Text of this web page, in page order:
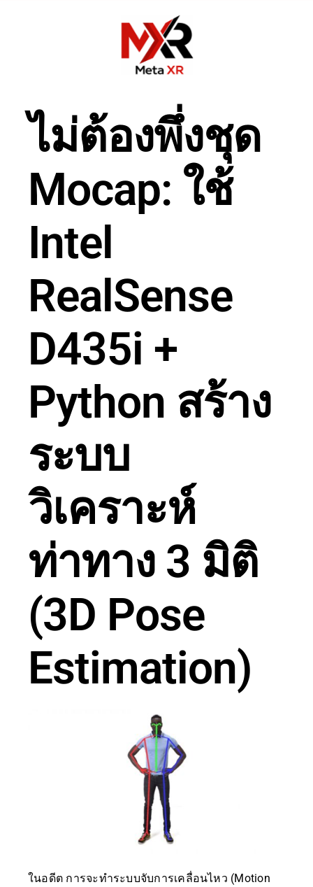
ไม่ต้องพึ่งชุด
Mocap: ใช้
Intel
RealSense
D435i +
Python สร้าง
ระบบ
วิเคราะห์
ท่าทาง 3 มิติ
(3D Pose
Estimation)
ในอดีต การจะทำระบบจับการเคลื่อนไหว (Motion